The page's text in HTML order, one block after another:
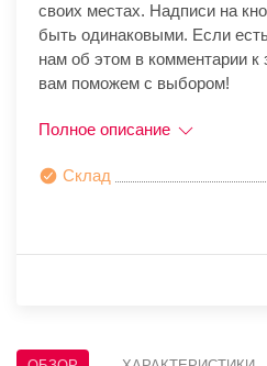
своих местах. Надписи на
быть одинаковыми. Если
нам об этом в комментарии к
вам поможем с выбором!
Полное описание
Склад